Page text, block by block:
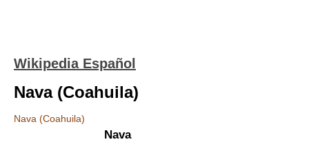
Wikipedia Español
Nava (Coahuila)
Nava (Coahuila)
Nava